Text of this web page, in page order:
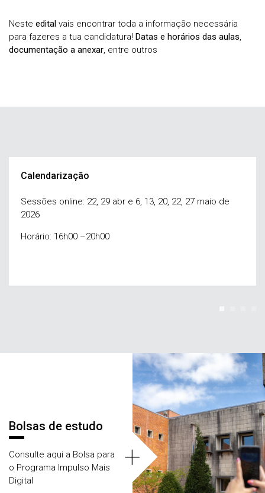
Neste edital vais encontrar toda a informação necessária
para fazeres a tua candidatura! Datas e horários das aulas
documentação a anexar , entre outros
Calendarização
Sessões online: 22, 29 abr e 6, 13, 20, 22, 27 maio de
2026
Horário: 16h00 –20h00
Bolsas de estudo
Consulte aqui a Bolsa para
o Programa Impulso Mais
Digital
+